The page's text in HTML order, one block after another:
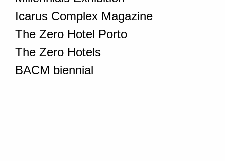
Icarus Complex Magazine
The Zero Hotel Porto
The Zero Hotels
BACM biennial